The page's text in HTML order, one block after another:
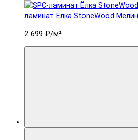
ламинат Ëлка StoneWood
2 699 ₽/м²